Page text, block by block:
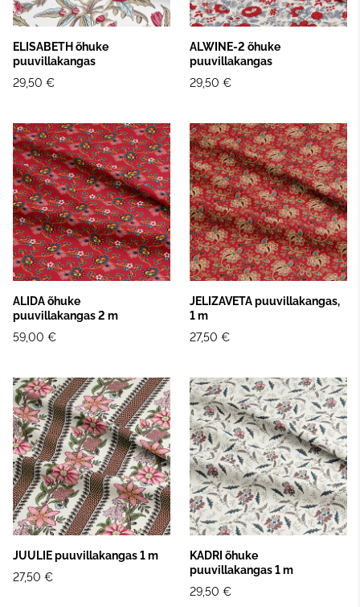
ELISABETH õhuke
puuvillakangas
29,50 €
ALWINE-2 õhuke
puuvillakangas
29,50 €
ALIDA õhuke
puuvillakangas 2 m
59,00 €
JELIZAVETA puuvillakangas,
1 m
27,50 €
JUULIE puuvillakangas 1 m
27,50 €
KADRI õhuke
puuvillakangas 1 m
29,50 €